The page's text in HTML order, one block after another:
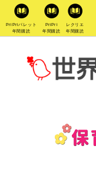
PriPriパレット
年間購読
PriPri
年間購読
レクリエ
年間購読